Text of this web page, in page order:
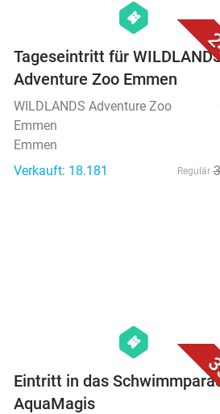
hexagon
events
Tageseintritt für
Adventure Zoo Emmen
WILDLANDS Adventure Zoo
Emmen
Emmen
Verkauft: 18.181
Regulär
hexagon
events
Eintritt in das
AquaMagis